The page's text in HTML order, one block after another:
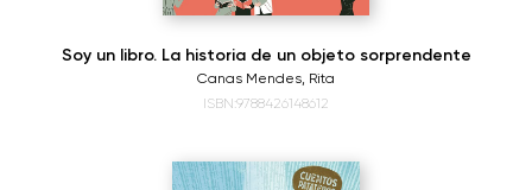
Soy un libro. La historia de un objeto sorprendente
Canas Mendes, Rita
ISBN:9788426148612